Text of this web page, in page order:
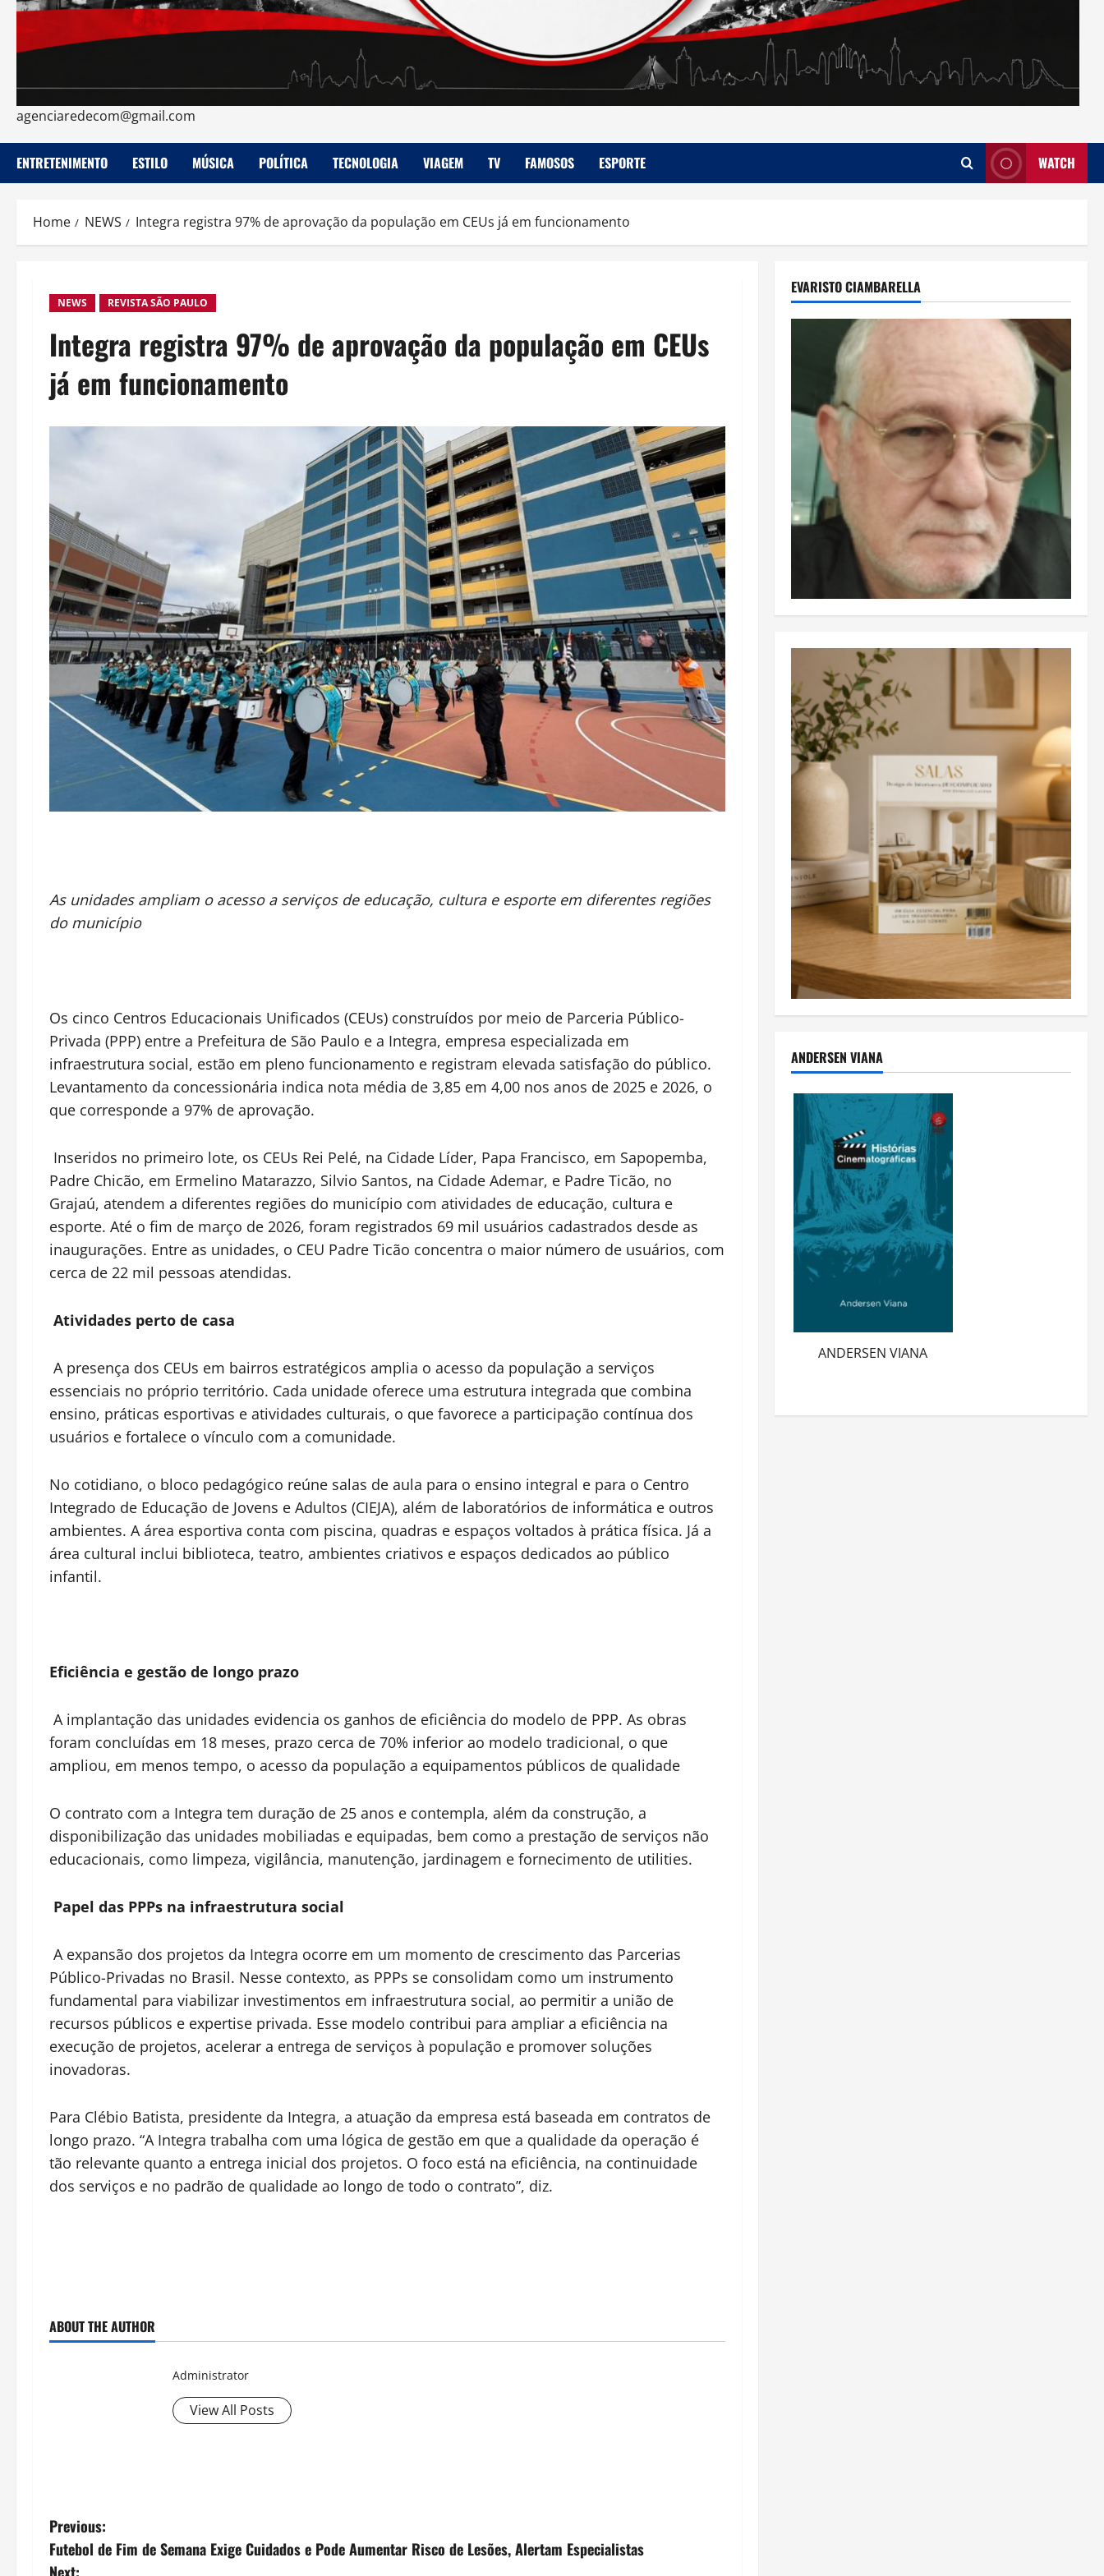
agenciaredecom@gmail.com
ENTRETENIMENTO ESTILO MÚSICA POLÍTICA TECNOLOGIA VIAGEM TV FAMOSOS ESPORTE WATCH
Home NEWS Integra registra 97% de aprovação da população em CEUs já em funcionamento
NEWS REVISTA SÃO PAULO
Integra registra 97% de aprovação da população em CEUs
já em funcionamento
As unidades ampliam o acesso a serviços de educação, cultura e esporte em diferentes regiões
do município
Os cinco Centros Educacionais Unificados (CEUs) construídos por meio de Parceria Público-
Privada (PPP) entre a Prefeitura de São Paulo e a Integra, empresa especializada em
infraestrutura social, estão em pleno funcionamento e registram elevada satisfação do público.
Levantamento da concessionária indica nota média de 3,85 em 4,00 nos anos de 2025 e 2026, o
que corresponde a 97% de aprovação.
Inseridos no primeiro lote, os CEUs Rei Pelé, na Cidade Líder, Papa Francisco, em Sapopemba,
Padre Chicão, em Ermelino Matarazzo, Silvio Santos, na Cidade Ademar, e Padre Ticão, no
Grajaú, atendem a diferentes regiões do município com atividades de educação, cultura e
esporte. Até o fim de março de 2026, foram registrados 69 mil usuários cadastrados desde as
inaugurações. Entre as unidades, o CEU Padre Ticão concentra o maior número de usuários, com
cerca de 22 mil pessoas atendidas.
Atividades perto de casa
A presença dos CEUs em bairros estratégicos amplia o acesso da população a serviços
essenciais no próprio território. Cada unidade oferece uma estrutura integrada que combina
ensino, práticas esportivas e atividades culturais, o que favorece a participação contínua dos
usuários e fortalece o vínculo com a comunidade.
No cotidiano, o bloco pedagógico reúne salas de aula para o ensino integral e para o Centro
Integrado de Educação de Jovens e Adultos (CIEJA), além de laboratórios de informática e outros
ambientes. A área esportiva conta com piscina, quadras e espaços voltados à prática física. Já a
área cultural inclui biblioteca, teatro, ambientes criativos e espaços dedicados ao público
infantil.
Eficiência e gestão de longo prazo
A implantação das unidades evidencia os ganhos de eficiência do modelo de PPP. As obras
foram concluídas em 18 meses, prazo cerca de 70% inferior ao modelo tradicional, o que
ampliou, em menos tempo, o acesso da população a equipamentos públicos de qualidade
O contrato com a Integra tem duração de 25 anos e contempla, além da construção, a
disponibilização das unidades mobiliadas e equipadas, bem como a prestação de serviços não
educacionais, como limpeza, vigilância, manutenção, jardinagem e fornecimento de utilities.
Papel das PPPs na infraestrutura social
A expansão dos projetos da Integra ocorre em um momento de crescimento das Parcerias
Público-Privadas no Brasil. Nesse contexto, as PPPs se consolidam como um instrumento
fundamental para viabilizar investimentos em infraestrutura social, ao permitir a união de
recursos públicos e expertise privada. Esse modelo contribui para ampliar a eficiência na
execução de projetos, acelerar a entrega de serviços à população e promover soluções
inovadoras.
Para Clébio Batista, presidente da Integra, a atuação da empresa está baseada em contratos de
longo prazo. “A Integra trabalha com uma lógica de gestão em que a qualidade da operação é
tão relevante quanto a entrega inicial dos projetos. O foco está na eficiência, na continuidade
dos serviços e no padrão de qualidade ao longo de todo o contrato”, diz.
ABOUT THE AUTHOR
Administrator
View All Posts
P
o
Previous:
Futebol de Fim de Semana Exige Cuidados e Pode Aumentar Risco de Lesões, Alertam Especialistas
EVARISTO CIAMBARELLA
ANDERSEN VIANA
ANDERSEN VIANA